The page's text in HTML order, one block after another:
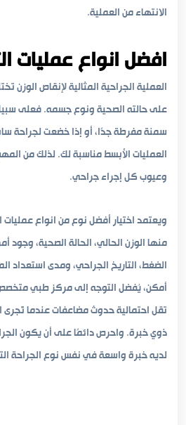
الانتهاء من العملية.
افضل انواع عمليات
العملية الجراحية المثالية لإنقاص
على حالته الصحية ونوع جسمه. فعلى
سمنة مفرطة جدًا، أو إذا خضعت لجراحة
العمليات الأبسط مناسبة لك. لذلك من
وعيوب كل إجراء جراحي.
ويعتمد اختيار أفضل نوع من انواع
منها الوزن الحالي، الحالة الصحية،
الضغط، التاريخ الجراحي، ومدى استعداد
أمكن، يُفضل التوجه إلى مركز طبي
تقل احتمالية حدوث مضاعفات عندما
ذوي خبرة. واحرص دائمًا على أن يكون
لديه خبرة واسعة في نفس نوع الجراحة